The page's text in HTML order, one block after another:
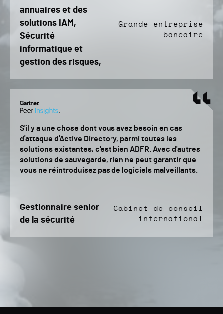
annuaires et des
solutions IAM,
Sécurité
informatique et
gestion des risques,
Grande entreprise
bancaire
S'il y a une chose dont vous avez besoin en cas
d'attaque d'Active Directory, parmi toutes les
solutions existantes, c'est bien ADFR. Avec d'autres
solutions de sauvegarde, rien ne peut garantir que
vous ne réintroduisez pas de logiciels malveillants.
Gestionnaire senior
de la sécurité
Cabinet de conseil
international